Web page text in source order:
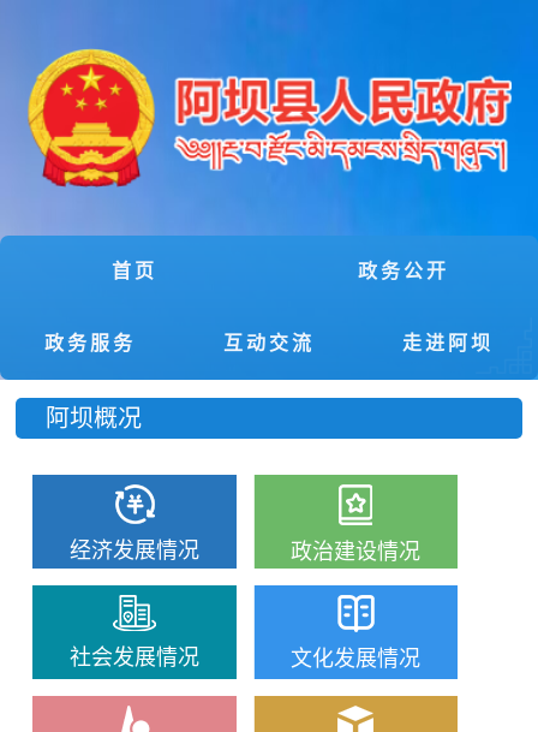
首页 政务公开
政务服务 互动交流 走进阿坝
阿坝概况
经济发展情况 政治建设情况
社会发展情况 文化发展情况